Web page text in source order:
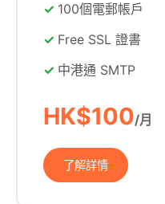
100個電郵帳戶
Free SSL 證書
中港通 SMTP
HK$100/月
了解詳情